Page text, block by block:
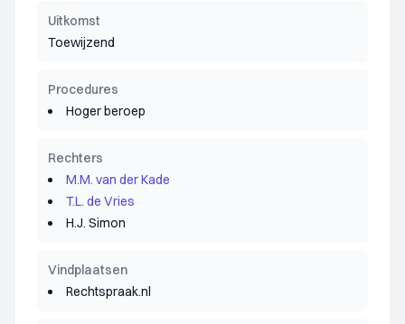
Uitkomst
Toewijzend
Procedures
Hoger beroep
Rechters
M.M. van der Kade
T.L. de Vries
H.J. Simon
Vindplaatsen
Rechtspraak.nl